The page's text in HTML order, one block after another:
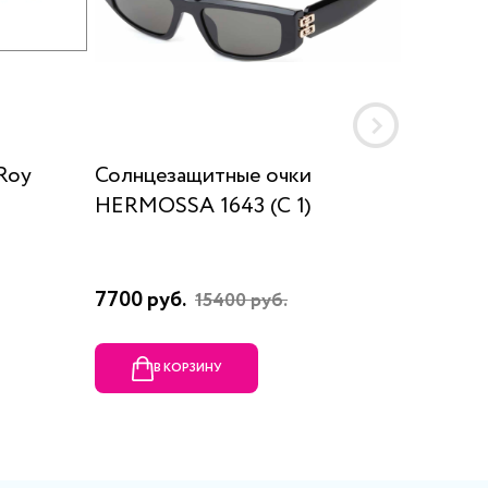
Солнцезащитные очки
HERMOSSA 1643 (C 1)
7700 руб. 15400 руб.
В КОРЗИНУ